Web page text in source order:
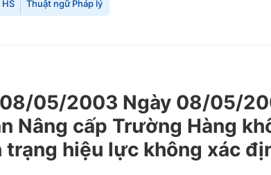
HS Thuật ngữ Pháp lý
05/2003 Ngày 08/05/
Nâng cấp Trường Hàng
hiệu lực không xác